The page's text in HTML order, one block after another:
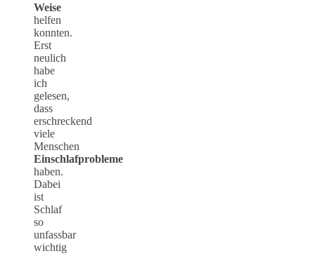
Weise
helfen
konnten.
Erst
neulich
habe
ich
gelesen,
dass
erschreckend
viele
Menschen
Einschlafprobleme
haben.
Dabei
ist
Schlaf
so
unfassbar
wichtig